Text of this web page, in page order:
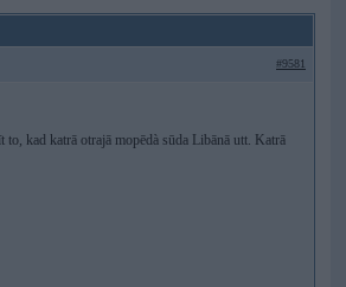
#9581
kad katrā otrajā mopēdà sūda Libānā utt. Katrā